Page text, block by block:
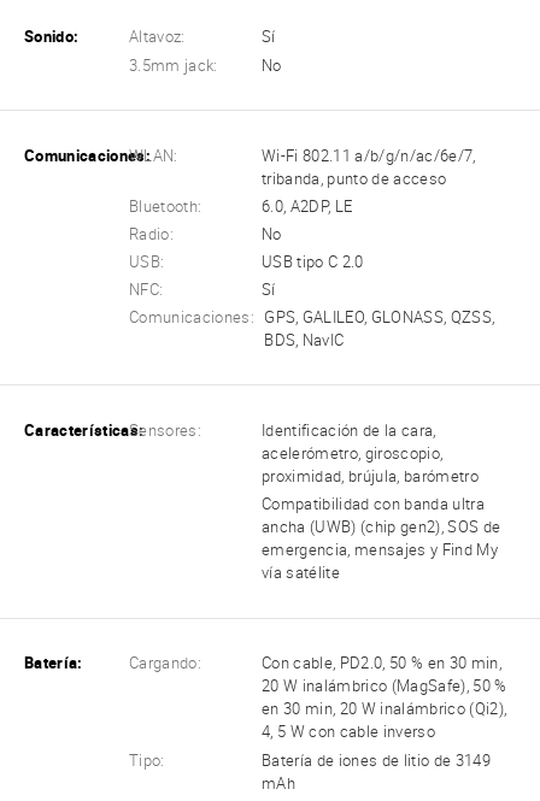
Sonido: Altavoz:
Sí
3.5mm jack:
No
Comunicaciones:WLAN:
Wi-Fi 802.11 a/b/g/n/ac/6e/7,
tribanda, punto de acceso
Bluetooth:
6.0, A2DP, LE
Radio:
No
USB:
USB tipo C 2.0
NFC:
Sí
Comunicaciones:
GPS, GALILEO, GLONASS, QZSS,
BDS, NavIC
Características:Sensores:
Identificación de la cara,
acelerómetro, giroscopio,
proximidad, brújula, barómetro
Compatibilidad con banda ultra
ancha (UWB) (chip gen2), SOS de
emergencia, mensajes y Find My
vía satélite
Batería: Cargando:
Con cable, PD2.0, 50 % en 30 min,
20 W inalámbrico (MagSafe), 50 %
en 30 min, 20 W inalámbrico (Qi2),
4, 5 W con cable inverso
Tipo:
Batería de iones de litio de 3149
mAh